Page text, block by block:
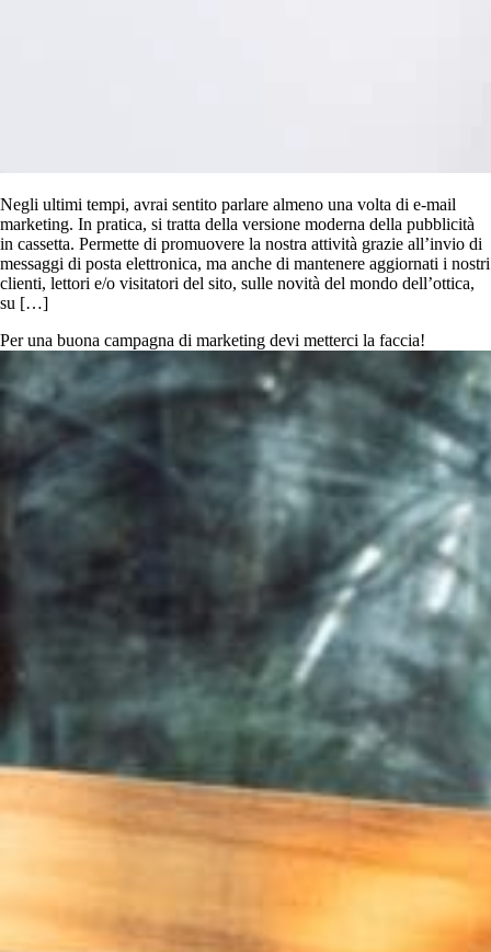
Negli ultimi tempi, avrai sentito parlare almeno una volta di e-mail
marketing. In pratica, si tratta della versione moderna della pubblicità
in cassetta. Permette di promuovere la nostra attività grazie all’invio di
messaggi di posta elettronica, ma anche di mantenere aggiornati i nostri
clienti, lettori e/o visitatori del sito, sulle novità del mondo dell’ottica,
su […]
Per una buona campagna di marketing devi metterci la faccia!